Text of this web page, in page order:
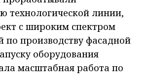
технологической линии,
с широким спектром
по производству фасадной
оборудования
масштабная работа по